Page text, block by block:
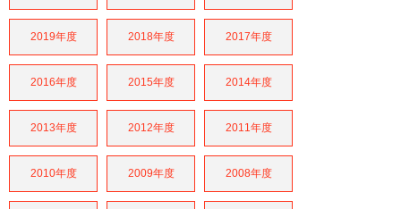
2019年度 2018年度 2017年度
2016年度 2015年度 2014年度
2013年度 2012年度 2011年度
2010年度 2009年度 2008年度